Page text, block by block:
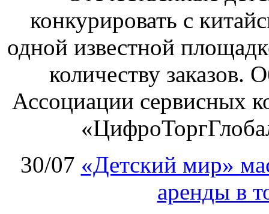
конкурировать с
одной известной
количеству заказов.
Ассоциации сервисных
30/07 «Детский мир»
аренды в